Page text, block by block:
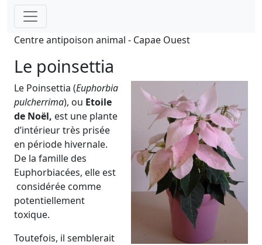
Centre antipoison animal - Capae Ouest
Le poinsettia
Le Poinsettia (Euphorbia
pulcherrima), ou Etoile
de Noël, est une plante
d’intérieur très prisée
en période hivernale.
De la famille des
Euphorbiacées, elle est
considérée comme
potentiellement
toxique.
Toutefois, il semblerait